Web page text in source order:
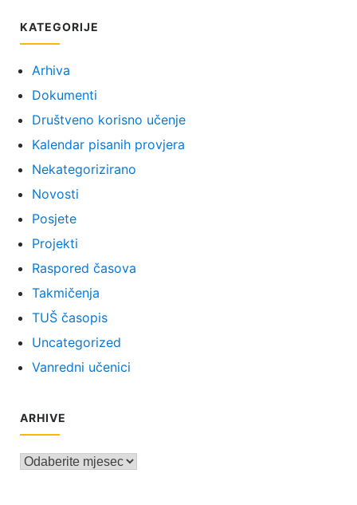
KATEGORIJE
Arhiva
Dokumenti
Društveno korisno učenje
Kalendar pisanih provjera
Nekategorizirano
Novosti
Posjete
Projekti
Raspored časova
Takmičenja
TUŠ časopis
Uncategorized
Vanredni učenici
ARHIVE
Arhive